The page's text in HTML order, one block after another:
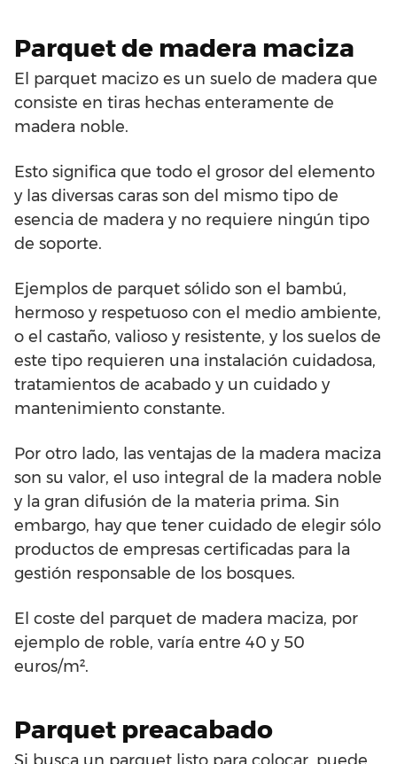
Parquet de madera maciza
El parquet macizo es un suelo de madera que
consiste en tiras hechas enteramente de
madera noble.
Esto significa que todo el grosor del elemento
y las diversas caras son del mismo tipo de
esencia de madera y no requiere ningún tipo
de soporte.
Ejemplos de parquet sólido son el bambú,
hermoso y respetuoso con el medio ambiente,
o el castaño, valioso y resistente, y los suelos de
este tipo requieren una instalación cuidadosa,
tratamientos de acabado y un cuidado y
mantenimiento constante.
Por otro lado, las ventajas de la madera maciza
son su valor, el uso integral de la madera noble
y la gran difusión de la materia prima. Sin
embargo, hay que tener cuidado de elegir sólo
productos de empresas certificadas para la
gestión responsable de los bosques.
El coste del parquet de madera maciza, por
ejemplo de roble, varía entre 40 y 50
euros/m².
Parquet preacabado